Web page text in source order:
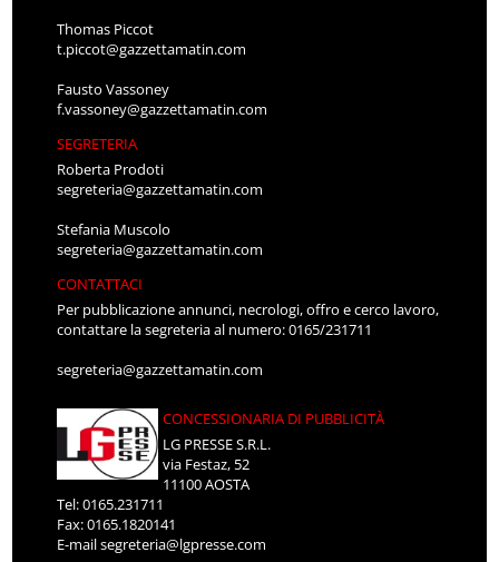
Thomas Piccot
t.piccot@gazzettamatin.com
Fausto Vassoney
f.vassoney@gazzettamatin.com
SEGRETERIA
Roberta Prodoti
segreteria@gazzettamatin.com
Stefania Muscolo
segreteria@gazzettamatin.com
CONTATTACI
Per pubblicazione annunci, necrologi, offro e cerco lavoro,
contattare la segreteria al numero: 0165/231711
segreteria@gazzettamatin.com
CONCESSIONARIA DI PUBBLICITÀ
LG PRESSE S.R.L.
via Festaz, 52
11100 AOSTA
Tel: 0165.231711
Fax: 0165.1820141
E-mailsegreteria@lgpresse.com